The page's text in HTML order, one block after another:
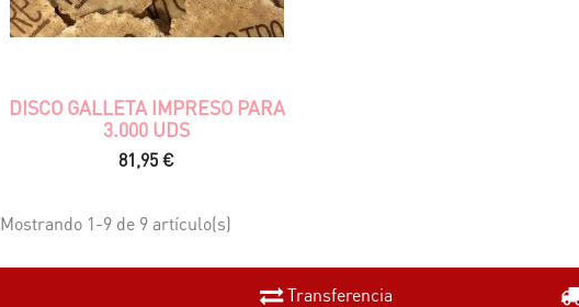
DISCO GALLETA IMPRESO PARA
3.000 UDS
Precio
81,95 €
Mostrando 1-9 de 9 artículo(s)
Transferencia